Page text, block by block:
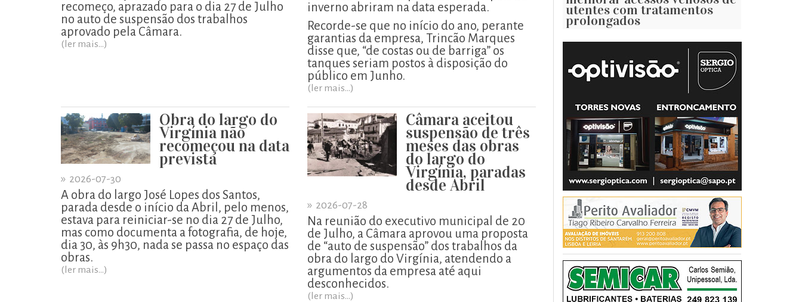
recomeço, aprazado para o dia 27 de Julho
no auto de suspensão dos trabalhos
aprovado pela Câmara.
(ler mais...)
inverno abriram na data esperada.
Recorde-se que no início do ano, perante
garantias da empresa, Trincão Marques
disse que, “de costas ou de barriga” os
tanques seriam postos à disposição do
público em Junho.
(ler mais...)
Obra do largo do
Virgínia não
recomeçou na data
prevista
» 2026-07-30
A obra do largo José Lopes dos Santos,
parada desde o início da Abril, pelo menos,
estava para reiniciar-se no dia 27 de Julho,
mas como documenta a fotografia, de hoje,
dia 30, às 9h30, nada se passa no espaço das
obras.
(ler mais...)
Câmara aceitou
suspensão de três
meses das obras
do largo do
Virgínia, paradas
desde Abril
» 2026-07-28
Na reunião do executivo municipal de 20
de Julho, a Câmara aprovou uma proposta
de “auto de suspensão” dos trabalhos da
obra do largo do Virgínia, atendendo a
argumentos da empresa até aqui
desconhecidos.
(ler mais...)
utentes com tratamentos
prolongados